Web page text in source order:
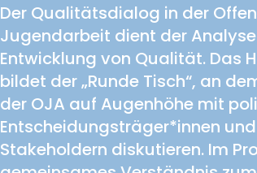
Der Qualitätsdialog in der
Jugendarbeit dient der
Entwicklung von Qualität. Das
bildet der „Runde Tisch“, an
der OJA auf Augenhöhe mit
Entscheidungsträger*innen
Stakeholdern diskutieren. Im